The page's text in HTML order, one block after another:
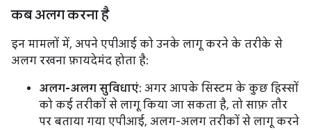
कब अलग करना है
इन मामलों में, अपने एपीआई को उनके लागू करने के तरीके से
अलग रखना फ़ायदेमंद होता है:
अलग-अलग सुविधाएं: अगर आपके सिस्टम के कुछ हिस्सों
को कई तरीकों से लागू किया जा सकता है, तो साफ़ तौर
पर बताया गया एपीआई, अलग-अलग तरीकों से लागू करने